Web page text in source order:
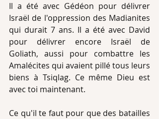
Il a été avec Gédéon pour délivrer
Israël de l'oppression des Madianites
qui durait 7 ans. Il a été avec David
pour délivrer encore Israël de
Goliath, aussi pour combattre les
Amalécites qui avaient pillé tous leurs
biens à Tsiqlag. Ce même Dieu est
avec toi maintenant.
Ce qu'il te faut pour que des batailles